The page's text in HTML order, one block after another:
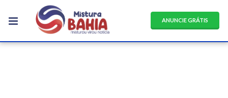
ANUNCIE GRÁTIS